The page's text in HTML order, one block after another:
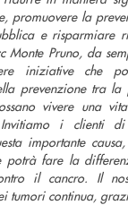
promuovere la
e risparmiare
Monte Pruno, da
iniziative che
prevenzione tra la
vivere una
i clienti
importante
potrà fare la
il cancro. Il
tumori continua,